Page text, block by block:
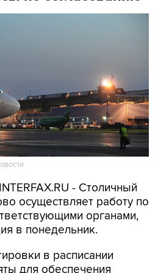
- Столичный
осуществляет работу по
органами,
в понедельник.
в расписании
для обеспечения